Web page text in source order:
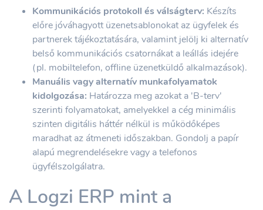
Kommunikációs protokoll és válságterv: Készíts
előre jóváhagyott üzenetsablonokat az ügyfelek és
partnerek tájékoztatására, valamint jelölj ki alternatív
belső kommunikációs csatornákat a leállás idejére
(pl. mobiltelefon, offline üzenetküldő alkalmazások).
Manuális vagy alternatív munkafolyamatok
kidolgozása: Határozza meg azokat a 'B-terv'
szerinti folyamatokat, amelyekkel a cég minimális
szinten digitális háttér nélkül is működőképes
maradhat az átmeneti időszakban. Gondolj a papír
alapú megrendelésekre vagy a telefonos
ügyfélszolgálatra.
A Logzi ERP mint a